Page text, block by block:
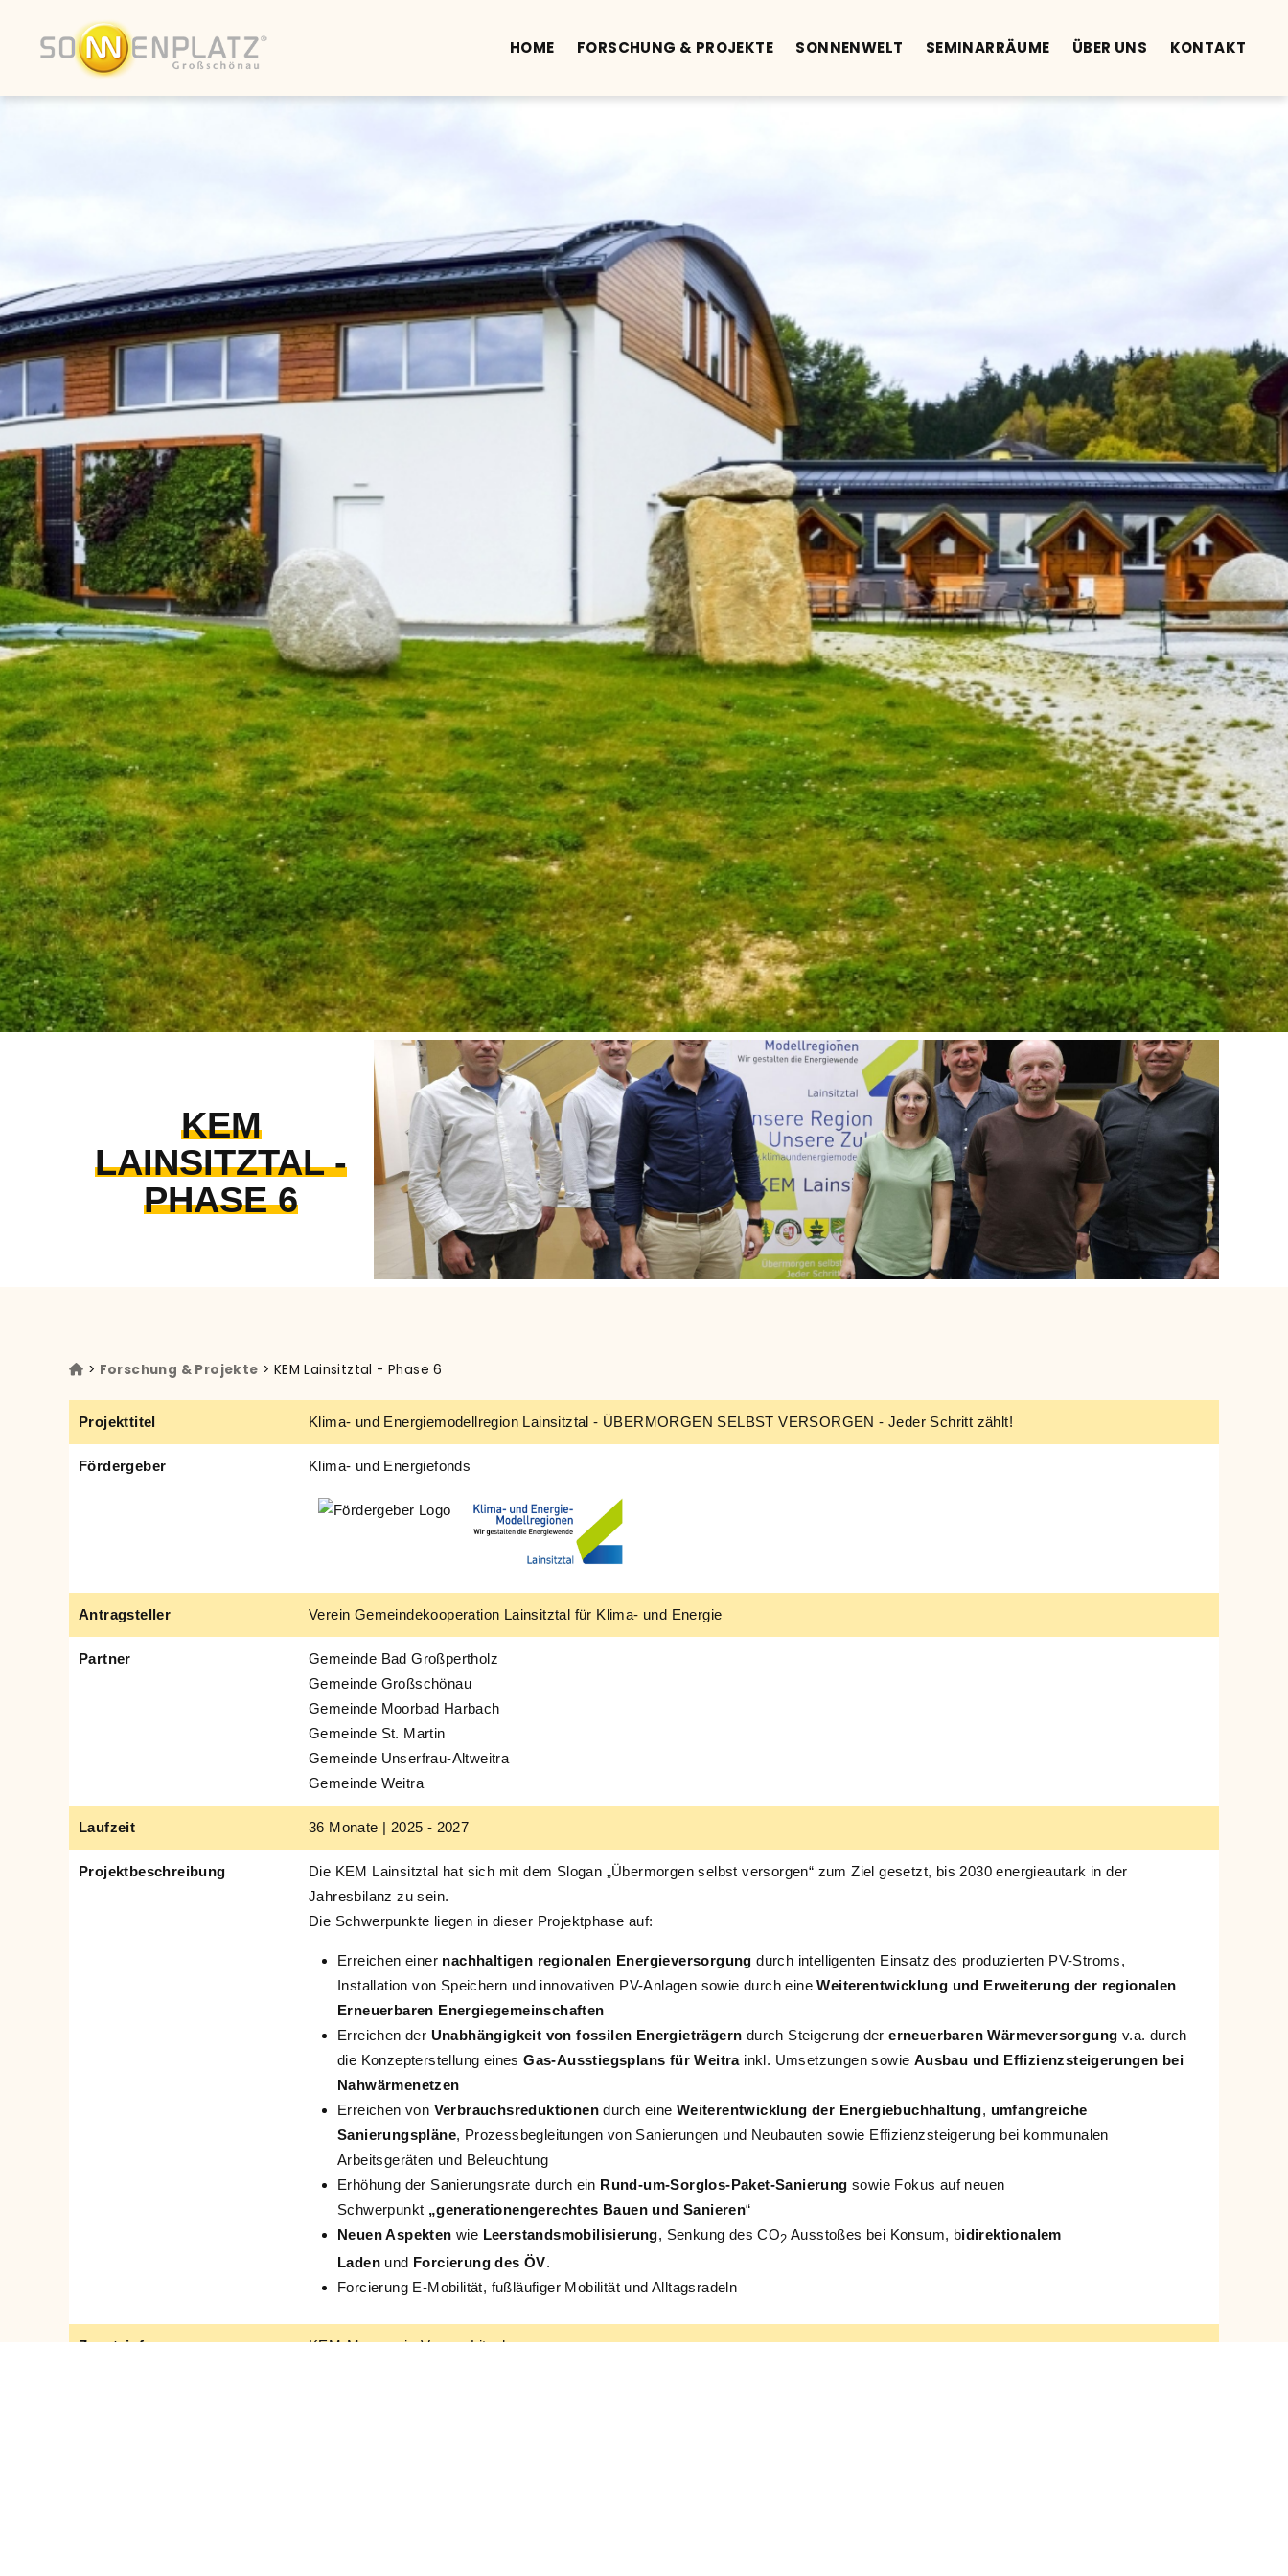
HOME FORSCHUNG & PROJEKTE SONNENWELT SEMINARRÄUME ÜBER UNS KONTAKT
KEM
LAINSITZTAL -
PHASE 6
> Forschung & Projekte > KEM Lainsitztal - Phase 6
Projekttitel Klima- und Energiemodellregion Lainsitztal - ÜBERMORGEN SELBST VERSORGEN - Jeder Schritt zählt!
Fördergeber Klima- und Energiefonds
Antragsteller Verein Gemeindekooperation Lainsitztal für Klima- und Energie
Partner
Gemeinde Bad Großpertholz
Gemeinde Großschönau
Gemeinde Moorbad Harbach
Gemeinde St. Martin
Gemeinde Unserfrau-Altweitra
Gemeinde Weitra
Laufzeit 36 Monate | 2025 - 2027
Projektbeschreibung
Die KEM Lainsitztal hat sich mit dem Slogan „Übermorgen selbst versorgen“ zum Ziel gesetzt, bis 2030 energieautark in der
Jahresbilanz zu sein.
Die Schwerpunkte liegen in dieser Projektphase auf:
Erreichen einer nachhaltigen regionalen Energieversorgungdurch intelligenten Einsatz des produzierten PV-Stroms,
Installation von Speichern und innovativen PV-Anlagen sowie durch eineWeiterentwicklung und Erweiterung der regionalen
Erneuerbaren Energiegemeinschaften
Erreichen der Unabhängigkeit von fossilen Energieträgern durch Steigerung dererneuerbaren Wärmeversorgung v.a. durch
die Konzepterstellung einesGas-Ausstiegsplans für Weitra inkl. Umsetzungen sowie Ausbau und Effizienzsteigerungen bei
Nahwärmenetzen
Erreichen von Verbrauchsreduktionendurch eine Weiterentwicklung der Energiebuchhaltung, umfangreiche
Sanierungspläne, Prozessbegleitungen von Sanierungen und Neubauten sowie Effizienzsteigerung bei kommunalen
Arbeitsgeräten und Beleuchtung
Erhöhung der Sanierungsrate durch ein Rund-um-Sorglos-Paket-Sanierungsowie Fokus auf neuen
Schwerpunkt „generationengerechtes Bauen und Sanieren“
Neuen Aspekten wie Leerstandsmobilisierung, Senkung desCO2 Ausstoßes bei Konsum, bidirektionalem
Laden und Forcierung des ÖV.
Forcierung E-Mobilität, fußläufiger Mobilität und Alltagsradeln
Zusatzinfos
KEM-Managerin Verena Litschauer